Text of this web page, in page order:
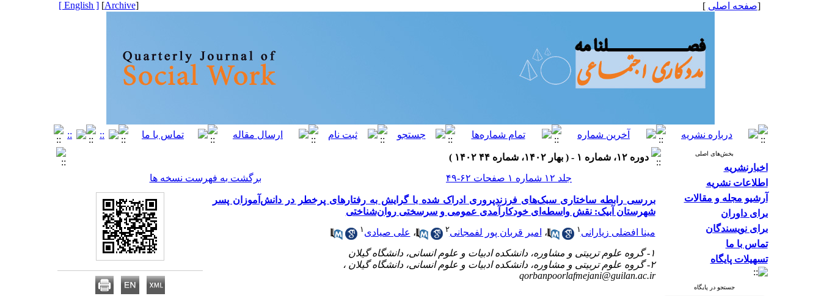
[صفحه اصلی ]
[
Archive
]
[ English ]
بخش‌های اصلی
اخبارنشریه
اطلاعات نشریه
آرشیو مجله و مقالات
برای داوران
برای نویسندگان
تماس با ما
تسهیلات پایگاه
جستجو در پایگاه
دوره ۱۲، شماره ۱ - ( بهار ۱۴۰۲، شماره ۴۴ ۱۴۰۲ )
جلد ۱۲ شماره ۱ صفحات ۶۲-۴۹
برگشت به فهرست نسخه ها
بررسی رابطه ساختاری سبک‌های فرزندپروری ادراک شده با گرایش به رفتارهای پرخطر در دانش‌آموزان پسر
شهرستان آبیک: نقش واسطه‌ای خودکارآمدی عمومی و سرسختی روان‌شناختی
مینا افضلی زیارانی ۱ ، امیر قربان پور لفمجانی۲ ، علی صیادی ۱
۱- گروه علوم تربیتی و مشاوره، دانشکده ادبیات و علوم انسانی، دانشگاه گیلان
۲- گروه علوم تربیتی و مشاوره، دانشکده ادبیات و علوم انسانی، دانشگاه گیلان ،
qorbanpoorlafmejani@guilan.ac.ir